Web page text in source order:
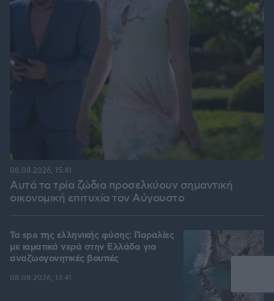
Αυτά τα τρία ζώδια προσελκύουν σημαντική
οικονομική επιτυχία τον Αύγουστο
08.08.2026, 15:41
Τα spa της ελληνικής φύσης: Παραλίες
με ιαματικά νερά στην Ελλάδα για
αναζωογονητικές βουτιές
08.08.2026, 13:41